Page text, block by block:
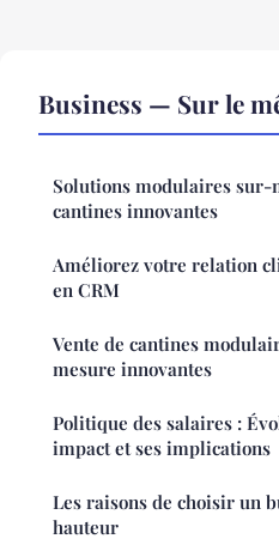
Business — Sur le
Solutions modulaires sur-
cantines innovantes
Améliorez votre relation
en CRM
Vente de cantines
mesure innovantes
Politique des salaires :
impact et ses implications
Les raisons de choisir un
hauteur